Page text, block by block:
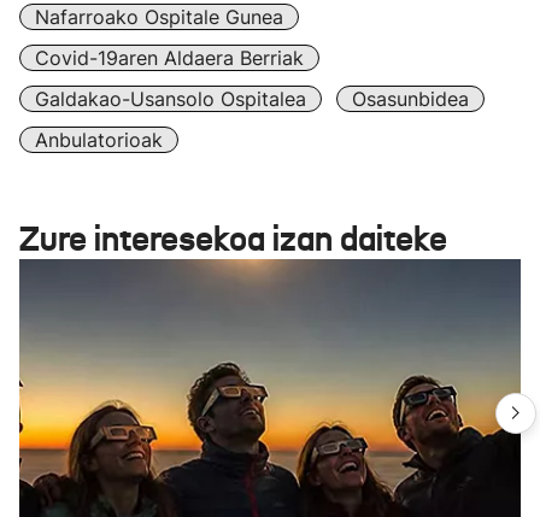
Nafarroako Ospitale Gunea
Covid-19aren Aldaera Berriak
Galdakao-Usansolo Ospitalea
Osasunbidea
Anbulatorioak
Zure interesekoa izan daiteke